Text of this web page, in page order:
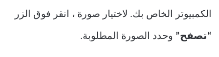
الكمبيوتر الخاص بك. لاختيار صورة ، انقر فوق الزر
“تصفح” وحدد الصورة المطلوبة.